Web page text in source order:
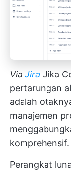
Via Jira Jika
pertarungan
adalah
manajemen
komprehensif.
Perangkat